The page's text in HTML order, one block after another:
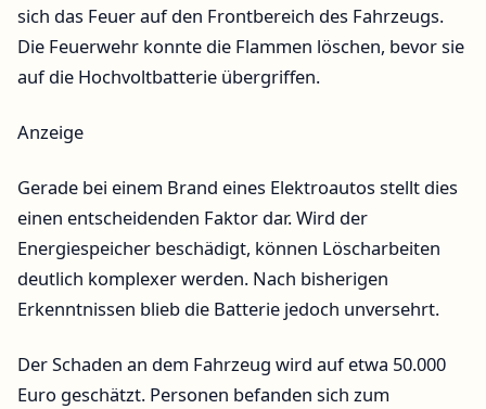
sich das Feuer auf den Frontbereich des Fahrzeugs.
Die Feuerwehr konnte die Flammen löschen, bevor sie
auf die Hochvoltbatterie übergriffen.
Anzeige
Gerade bei einem Brand eines Elektroautos stellt dies
einen entscheidenden Faktor dar. Wird der
Energiespeicher beschädigt, können Löscharbeiten
deutlich komplexer werden. Nach bisherigen
Erkenntnissen blieb die Batterie jedoch unversehrt.
Der Schaden an dem Fahrzeug wird auf etwa 50.000
Euro geschätzt. Personen befanden sich zum